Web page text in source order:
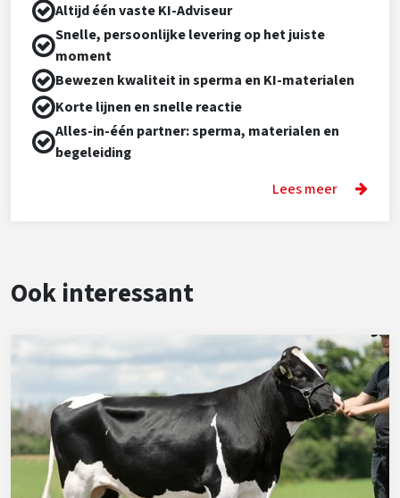
Altijd één vaste KI-Adviseur
Snelle, persoonlijke levering op het juiste
moment
Bewezen kwaliteit in sperma en KI-materialen
Korte lijnen en snelle reactie
Alles-in-één partner: sperma, materialen en
begeleiding
Lees meer
Ook interessant